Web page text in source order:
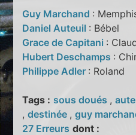
Guy Marchand :
Daniel Auteuil : Bébel
Grace de Capitani :
Hubert Deschamps :
Philippe Adler : Roland
Tags : sous doués ,
,destinée ,guy
27 Erreurs dont :